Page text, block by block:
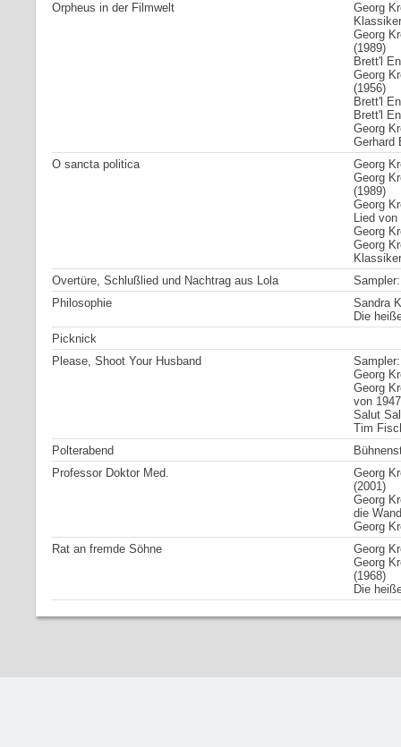
Orpheus in der Filmwelt
Georg
Georg
(1989)
Brett'l
Georg
(1956)
Brett'l
Brett'l
Georg
Gerhard
O sancta politica
Georg
Georg
(1989)
Georg
Lied von
Georg
Georg
Overtüre, Schlußlied und Nachtrag aus Lola
Philosophie
Sandra
Die
Picknick
Please, Shoot Your Husband
Georg
Georg
von
Salut
Tim
Polterabend
Professor Doktor Med.
Georg
(2001)
Georg
die
Georg
Rat an fremde Söhne
Georg
Georg
(1968)
Die